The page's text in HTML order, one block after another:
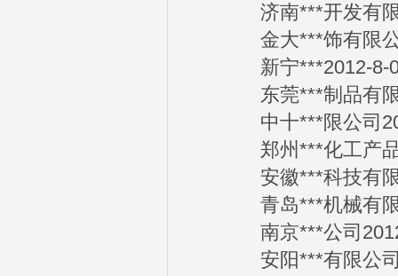
济南***开发有限
金大***饰有限公
新宁***2012-8-
东莞***制品有限
中十***限公司
郑州***化工产品
安徽***科技有限
青岛***机械有限
南京***公司
安阳***有限公司